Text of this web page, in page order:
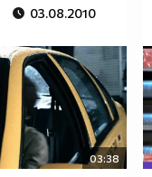
03.08.2010
03:38